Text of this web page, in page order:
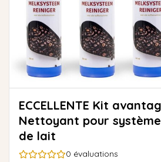
ECCELLENTE Kit avantage
Nettoyant pour système
de lait
0 évaluations